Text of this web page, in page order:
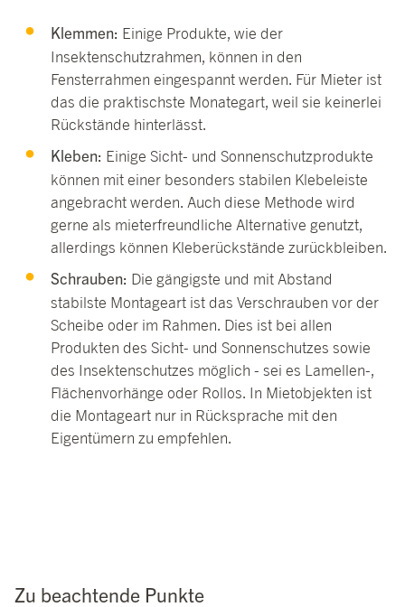
Klemmen: Einige Produkte, wie der
Insektenschutzrahmen, können in den
Fensterrahmen eingespannt werden. Für Mieter ist
das die praktischste Monategart, weil sie keinerlei
Rückstände hinterlässt.
Kleben: Einige Sicht- und Sonnenschutzprodukte
können mit einer besonders stabilen Klebeleiste
angebracht werden. Auch diese Methode wird
gerne als mieterfreundliche Alternative genutzt,
allerdings können Kleberückstände zurückbleiben.
Schrauben: Die gängigste und mit Abstand
stabilste Montageart ist das Verschrauben vor der
Scheibe oder im Rahmen. Dies ist bei allen
Produkten des Sicht- und Sonnenschutzes sowie
des Insektenschutzes möglich - sei es Lamellen-,
Flächenvorhänge oder Rollos. In Mietobjekten ist
die Montageart nur in Rücksprache mit den
Eigentümern zu empfehlen.
Zu beachtende Punkte